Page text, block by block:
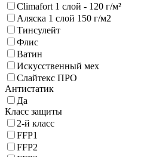
Climafort 1 слой - 120 г/м²
Аляска 1 слой 150 г/м2
Тинсулейт
Флис
Ватин
Искусственный мех
Слайтекс ПРО
Антистатик
Да
Класс защиты
2-й класс
FFP1
FFP2